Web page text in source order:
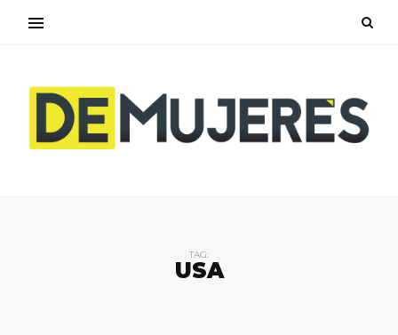
TAG:
USA